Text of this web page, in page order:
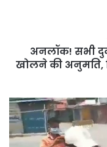
अनुमति,
जिला
जारी
की
संशोधित
गाइड
अनलॉक! सभी
खोलने की अनुमति,
थप्पड़
की
-